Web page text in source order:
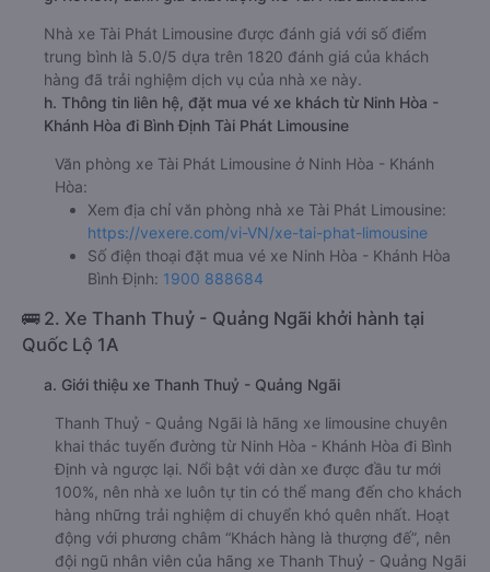
Nhà xe Tài Phát Limousine được đánh giá với số điểm
trung bình là 5.0/5 dựa trên 1820 đánh giá của khách
hàng đã trải nghiệm dịch vụ của nhà xe này.
h. Thông tin liên hệ, đặt mua vé xe khách từ Ninh Hòa -
Khánh Hòa đi Bình Định Tài Phát Limousine
Văn phòng xe Tài Phát Limousine ở Ninh Hòa - Khánh
Hòa:
Xem địa chỉ văn phòng nhà xe Tài Phát Limousine:
https://vexere.com/vi-VN/xe-tai-phat-limousine
Số điện thoại đặt mua vé xe Ninh Hòa - Khánh Hòa
Bình Định: 1900 888684
🚌 2. Xe Thanh Thuỷ - Quảng Ngãi khởi hành tại
Quốc Lộ 1A
a. Giới thiệu xe Thanh Thuỷ - Quảng Ngãi
Thanh Thuỷ - Quảng Ngãi là hãng xe limousine chuyên
khai thác tuyến đường từ Ninh Hòa - Khánh Hòa đi Bình
Định và ngược lại. Nổi bật với dàn xe được đầu tư mới
100%, nên nhà xe luôn tự tin có thể mang đến cho khách
hàng những trải nghiệm di chuyển khó quên nhất. Hoạt
động với phương châm “Khách hàng là thượng đế”, nên
đội ngũ nhân viên của hãng xe Thanh Thuỷ - Quảng Ngãi